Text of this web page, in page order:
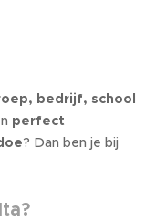
bedrijf, school
perfect
? Dan ben je bij